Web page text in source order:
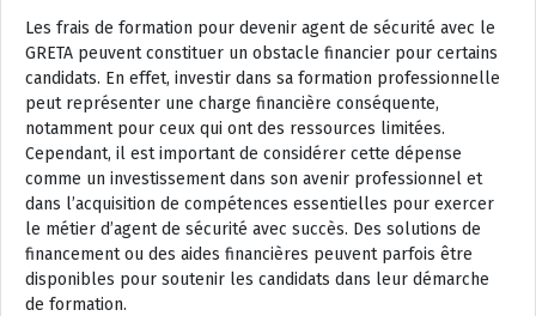
Les frais de formation pour devenir agent de sécurité avec le
GRETA peuvent constituer un obstacle financier pour certains
candidats. En effet, investir dans sa formation professionnelle
peut représenter une charge financière conséquente,
notamment pour ceux qui ont des ressources limitées.
Cependant, il est important de considérer cette dépense
comme un investissement dans son avenir professionnel et
dans l’acquisition de compétences essentielles pour exercer
le métier d’agent de sécurité avec succès. Des solutions de
financement ou des aides financières peuvent parfois être
disponibles pour soutenir les candidats dans leur démarche
de formation.